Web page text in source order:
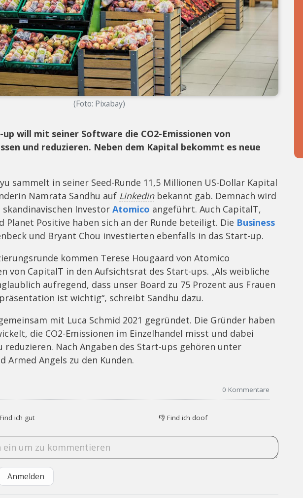
(Foto: Pixabay)
will mit seiner Software die CO2-Emissionen von
und reduzieren. Neben dem Kapital bekommt es neue
sammelt in seiner Seed-Runde 11,5 Millionen US-Dollar Kapital
Namrata Sandhu auf Linkedinbekannt gab. Demnach wird
skandinavischen Investor Atomico angeführt. Auch CapitalT,
Planet Positive haben sich an der Runde beteiligt. Die Business
und Bryant Chou investierten ebenfalls in das Start-up.
kommen Terese Hougaard von Atomico
von CapitalT in den Aufsichtsrat des Start-ups. „Als weibliche
aufregend, dass unser Board zu 75 Prozent aus Frauen
ist wichtig“, schreibt Sandhu dazu.
mit Luca Schmid 2021 gegründet. Die Gründer haben
die CO2-Emissionen im Einzelhandel misst und dabei
reduzieren. Nach Angaben des Start-ups gehören unter
Armed Angels zu den Kunden.
0 Kommentare
Find ich gut 👎 Find ich doof
Anmelden